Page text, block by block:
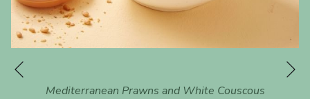
上一页
Mediterranean Prawns and White Couscous